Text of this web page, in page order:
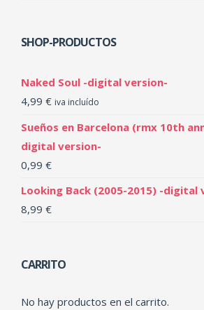
SHOP-PRODUCTOS
Naked Soul -digital version-
4,99 € iva incluído
Sueños en Barcelona (rmx 10th
digital version-
0,99 €
Looking Back (2005-2015) -digital
8,99 €
CARRITO
No hay productos en el carrito.